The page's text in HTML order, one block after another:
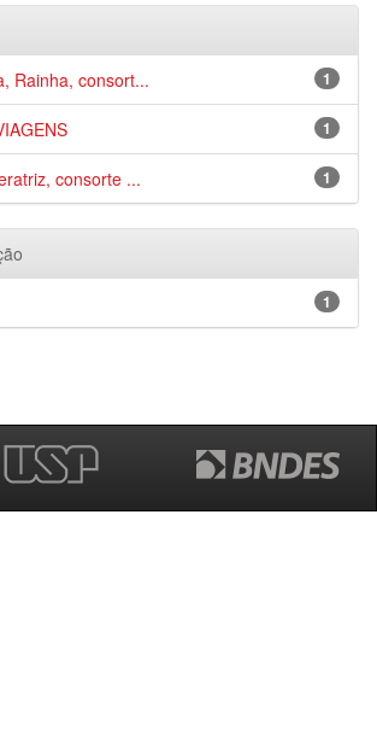
1
Rainha, consort...
1
1
consorte ...
1